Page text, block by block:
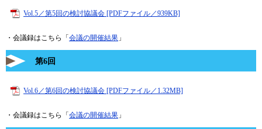
Vol.5／第5回の検討協議会 [PDFファイル／939KB]
・会議録はこちら「 会議の開催結果 」
第6回
Vol.6／第6回の検討協議会 [PDFファイル／1.32MB]
・会議録はこちら「会議の開催結果 」